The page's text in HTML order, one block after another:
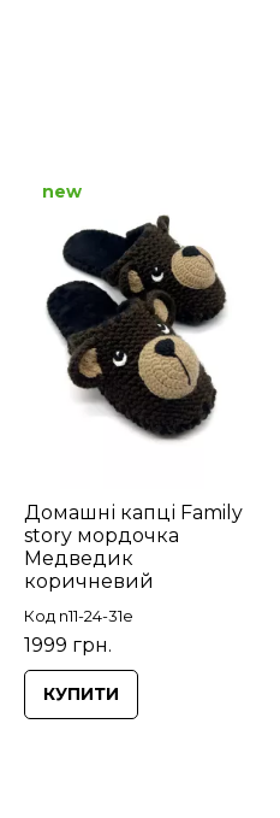
Домашні капці Family
story мордочка
Медведик
коричневий
Код n11-24-31e
1999 грн.
new
КУПИТИ